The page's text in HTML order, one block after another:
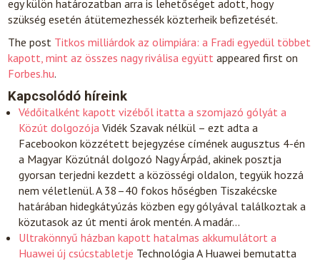
egy külön határozatban arra is lehetőséget adott, hogy
szükség esetén átütemezhessék közterheik befizetését.
The post Titkos milliárdok az olimpiára: a Fradi egyedül többet
kapott, mint az összes nagy riválisa együtt appeared first on
Forbes.hu.
Kapcsolódó híreink
Védőitalként kapott vizéből itatta a szomjazó gólyát a
Közút dolgozója Vidék Szavak nélkül – ezt adta a
Facebookon közzétett bejegyzése címének augusztus 4-én
a Magyar Közútnál dolgozó Nagy Árpád, akinek posztja
gyorsan terjedni kezdett a közösségi oldalon, tegyük hozzá
nem véletlenül. A 38–40 fokos hőségben Tiszakécske
határában hidegkátyúzás közben egy gólyával találkoztak a
közutasok az út menti árok mentén. A madár…
Ultrakönnyű házban kapott hatalmas akkumulátort a
Huawei új csúcstabletje TechnológiaA Huawei bemutatta